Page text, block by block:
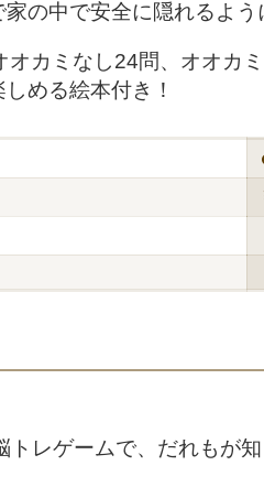
の中で安全に隠れるよう
カミなし24問、オオカ
める絵本付き！
レゲームで、だれもが